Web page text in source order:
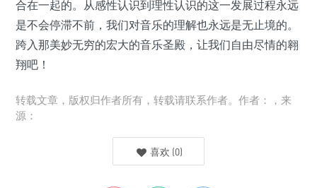
合在一起的。从感性认识到理性认识的这一发展过程永远
是不会停滞不前，我们对音乐的理解也永远是无止境的。
跨入那美妙无穷的宏大的音乐圣殿，让我们自由尽情的翱
翔吧！
转载文章，版权归作者所有，转载请联系作者。作者：，来
源：
喜欢 (0)